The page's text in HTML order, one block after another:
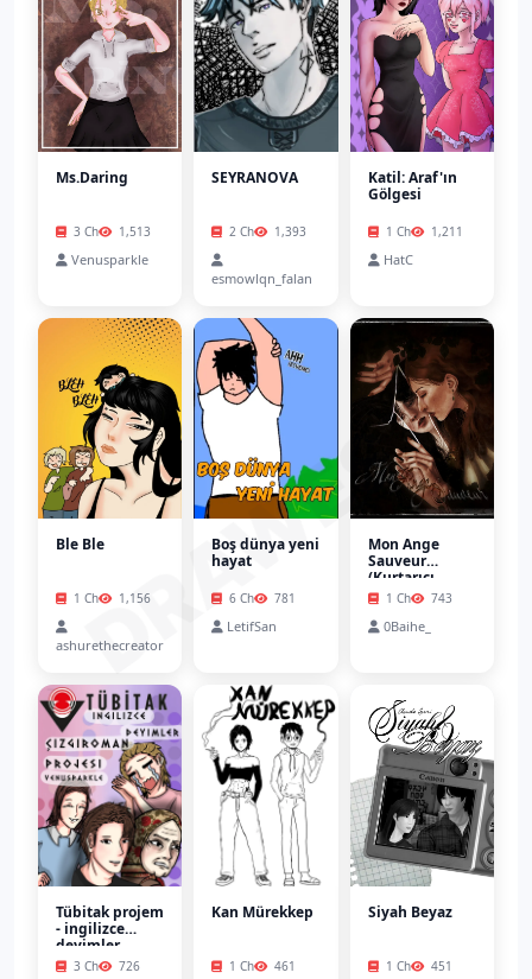
Ms.Daring
3 Ch 1,513
Venusparkle
SEYRANOVA
2 Ch 1,393
esmowlqn_falan
Katil: Araf'ın
Gölgesi
1 Ch 1,211
HatC
Ble Ble
1 Ch 1,156
ashurethecreator
Boş dünya yeni
hayat
6 Ch 781
LetifSan
Mon Ange
Sauveur
(Kurtarıcı
Meleğim)
1 Ch 743
0Baihe_
Tübitak projem
- ingilizce
deyimler
çizgiromanı
3 Ch 726
Kan Mürekkep
1 Ch 461
Siyah Beyaz
1 Ch 451
DRAWEST